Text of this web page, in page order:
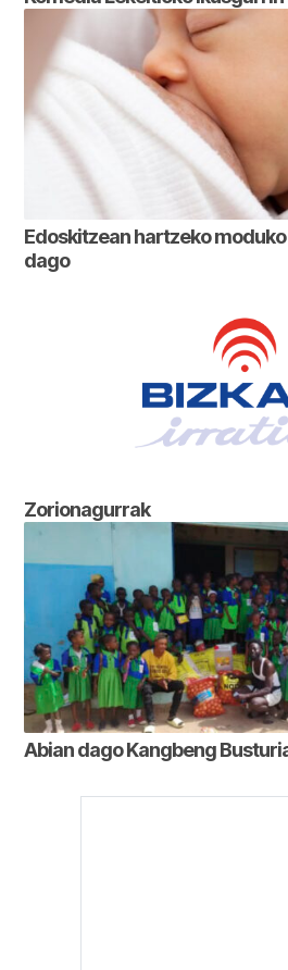
Edoskitzean hartzeko
dago
Zorionagurrak
Abian dago Kangbeng